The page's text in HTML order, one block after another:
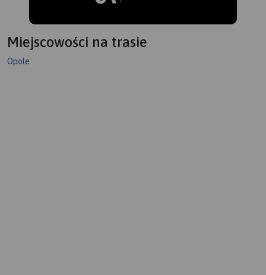
Miejscowości na trasie
Opole